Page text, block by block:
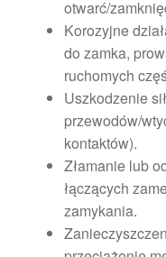
otwarć/
Korozyjne
do zamka,
ruchomych
Uszkodzenie
przewodów/
kontaktów).
Złamanie lub
łączących
zamykania.